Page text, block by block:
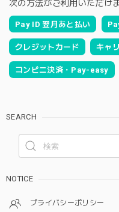
次の方法がご利用いただけま
Pay ID 翌月あと払い
クレジットカード キャ
コンビニ決済・Pay-easy
SEARCH
NOTICE
プライバシーポリシー